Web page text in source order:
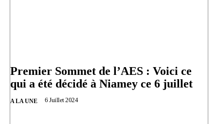
Premier Sommet de l’AES : Voici ce
qui a été décidé à Niamey ce 6 juillet
A LA UNE 6 Juillet 2024